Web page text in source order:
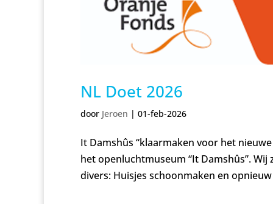
NL Doet 2026
door Jeroen | 01-feb-2026
It Damshûs “klaarmaken voor het
het openluchtmuseum “It Damshûs”.
divers: Huisjes schoonmaken en